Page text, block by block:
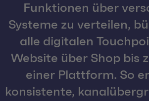
Funktionen über
Systeme zu verteilen,
alle digitalen
Website über Shop bis
einer Plattform. So
konsistente,